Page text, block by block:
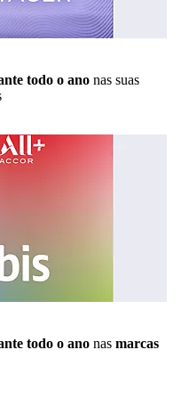
todo o ano nas suas
todo o ano nas marcas